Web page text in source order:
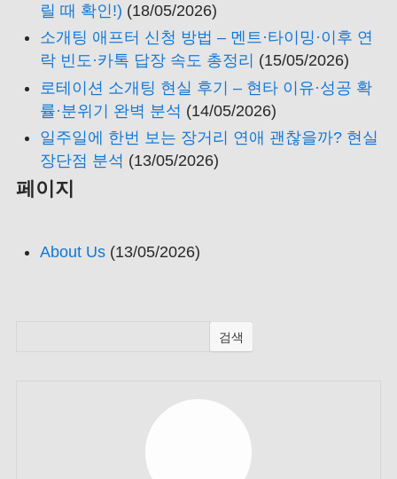
릴 때 확인!) (18/05/2026)
소개팅 애프터 신청 방법 – 멘트·타이밍·이후 연
락 빈도·카톡 답장 속도 총정리 (15/05/2026)
로테이션 소개팅 현실 후기 – 현타 이유·성공 확
률·분위기 완벽 분석 (14/05/2026)
일주일에 한번 보는 장거리 연애 괜찮을까? 현실
장단점 분석 (13/05/2026)
페이지
About Us (13/05/2026)
검색